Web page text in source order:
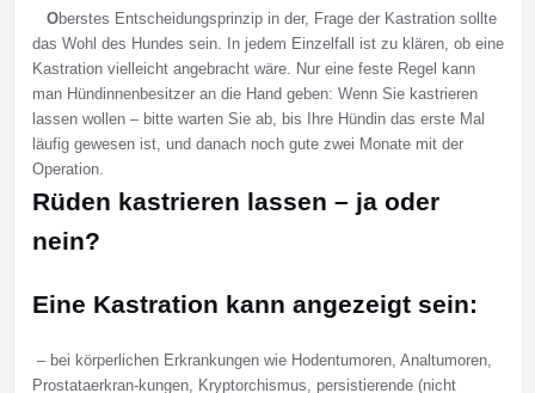
Oberstes Entscheidungsprinzip in der, Frage der Kastration sollte
das Wohl des Hundes sein. In jedem Einzelfall ist zu klären, ob eine
Kastration vielleicht angebracht wäre. Nur eine feste Regel kann
man Hündinnenbesitzer an die Hand geben: Wenn Sie kastrieren
lassen wollen – bitte warten Sie ab, bis Ihre Hündin das erste Mal
läufig gewesen ist, und danach noch gute zwei Monate mit der
Operation.
Rüden kastrieren lassen – ja oder
nein?
Eine Kastration kann angezeigt sein:
– bei körperlichen Erkrankungen wie Hodentumoren, Analtumoren,
Prostataerkran-kungen, Kryptorchismus, persistierende (nicht